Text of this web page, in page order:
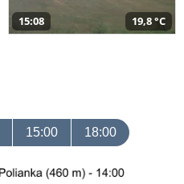
15:08 19,8 °C
15:00 18:00